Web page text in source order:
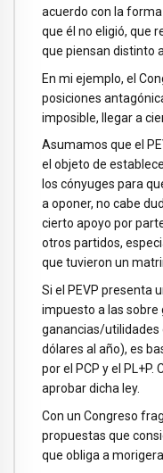
acuerdo con la
que él no eligió, que
que piensan distinto a
En mi ejemplo, el
posiciones
imposible, llegar a
Asumamos que el
el objeto de
los cónyuges para
a oponer, no cabe
cierto apoyo por
otros partidos,
que tuvieron un
Si el PEVP presenta
impuesto a las sobre
ganancias/utilidades
dólares al año), es
por el PCP y el
aprobar dicha ley.
Con un Congreso
propuestas que
que obliga a